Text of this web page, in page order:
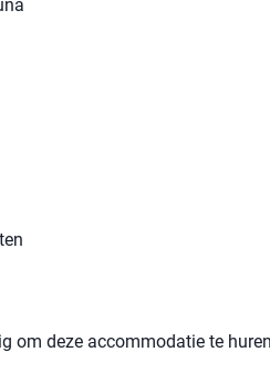
om deze accommodatie te